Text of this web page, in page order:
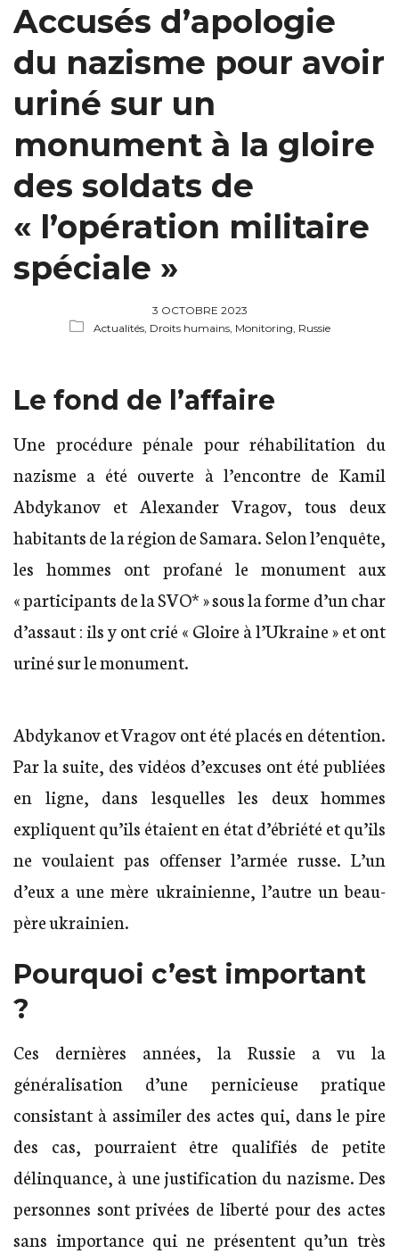
Accusés d’apologie
du nazisme pour avoir
uriné sur un
monument à la gloire
des soldats de
« l’opération militaire
spéciale »
3 OCTOBRE 2023
Actualités, Droits humains, Monitoring, Russie
Le fond de l’affaire
Une procédure pénale pour réhabilitation du
nazisme a été ouverte à l’encontre de Kamil
Abdykanov et Alexander Vragov, tous deux
habitants de la région de Samara. Selon l’enquête,
les hommes ont profané le monument aux
« participants de la SVO* » sous la forme d’un char
d’assaut : ils y ont crié « Gloire à l’Ukraine » et ont
uriné sur le monument.
Abdykanov et Vragov ont été placés en détention.
Par la suite, des vidéos d’excuses ont été publiées
en ligne, dans lesquelles les deux hommes
expliquent qu’ils étaient en état d’ébriété et qu’ils
ne voulaient pas offenser l’armée russe. L’un
d’eux a une mère ukrainienne, l’autre un beau-
père ukrainien.
Pourquoi c’est important
?
Ces dernières années, la Russie a vu la
généralisation d’une pernicieuse pratique
consistant à assimiler des actes qui, dans le pire
des cas, pourraient être qualifiés de petite
délinquance, à une justification du nazisme. Des
personnes sont privées de liberté pour des actes
sans importance qui ne présentent qu’un très